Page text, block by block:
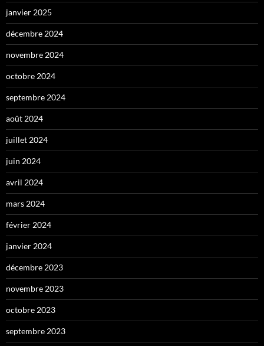
janvier 2025
décembre 2024
novembre 2024
octobre 2024
septembre 2024
août 2024
juillet 2024
juin 2024
avril 2024
mars 2024
février 2024
janvier 2024
décembre 2023
novembre 2023
octobre 2023
septembre 2023